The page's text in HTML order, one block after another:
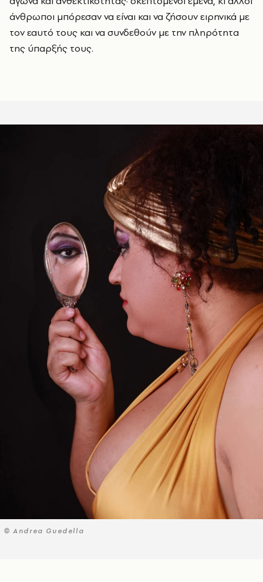
άνθρωποι μπόρεσαν να είναι και να ζήσουν ειρηνικά με
τον εαυτό τους και να συνδεθούν με την πληρότητα
της ύπαρξής τους.
© Andrea Guedella